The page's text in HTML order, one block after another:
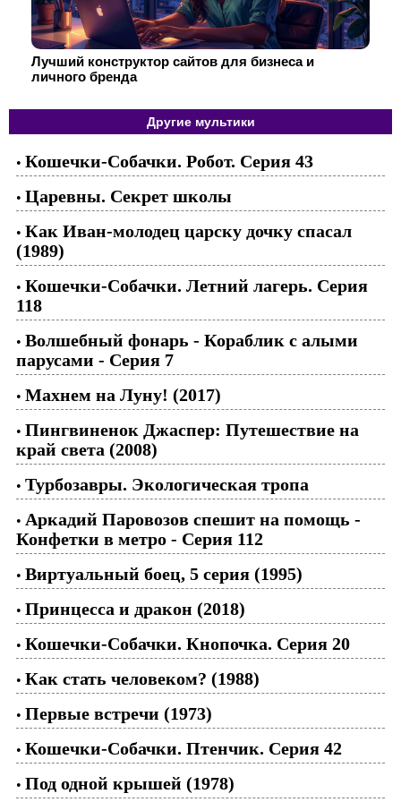
Лучший конструктор сайтов для бизнеса и
личного бренда
Другие мультики
• Кошечки-Собачки. Робот. Серия 43
• Царевны. Секрет школы
• Как Иван-молодец царску дочку спасал
(1989)
• Кошечки-Собачки. Летний лагерь. Серия
118
• Волшебный фонарь - Кораблик с алыми
парусами - Серия 7
• Махнем на Луну! (2017)
• Пингвиненок Джаспер: Путешествие на
край света (2008)
• Турбозавры. Экологическая тропа
• Аркадий Паровозов спешит на помощь -
Конфетки в метро - Серия 112
• Виртуальный боец, 5 серия (1995)
• Принцесса и дракон (2018)
• Кошечки-Собачки. Кнопочка. Серия 20
• Как стать человеком? (1988)
• Первые встречи (1973)
• Кошечки-Собачки. Птенчик. Серия 42
• Под одной крышей (1978)